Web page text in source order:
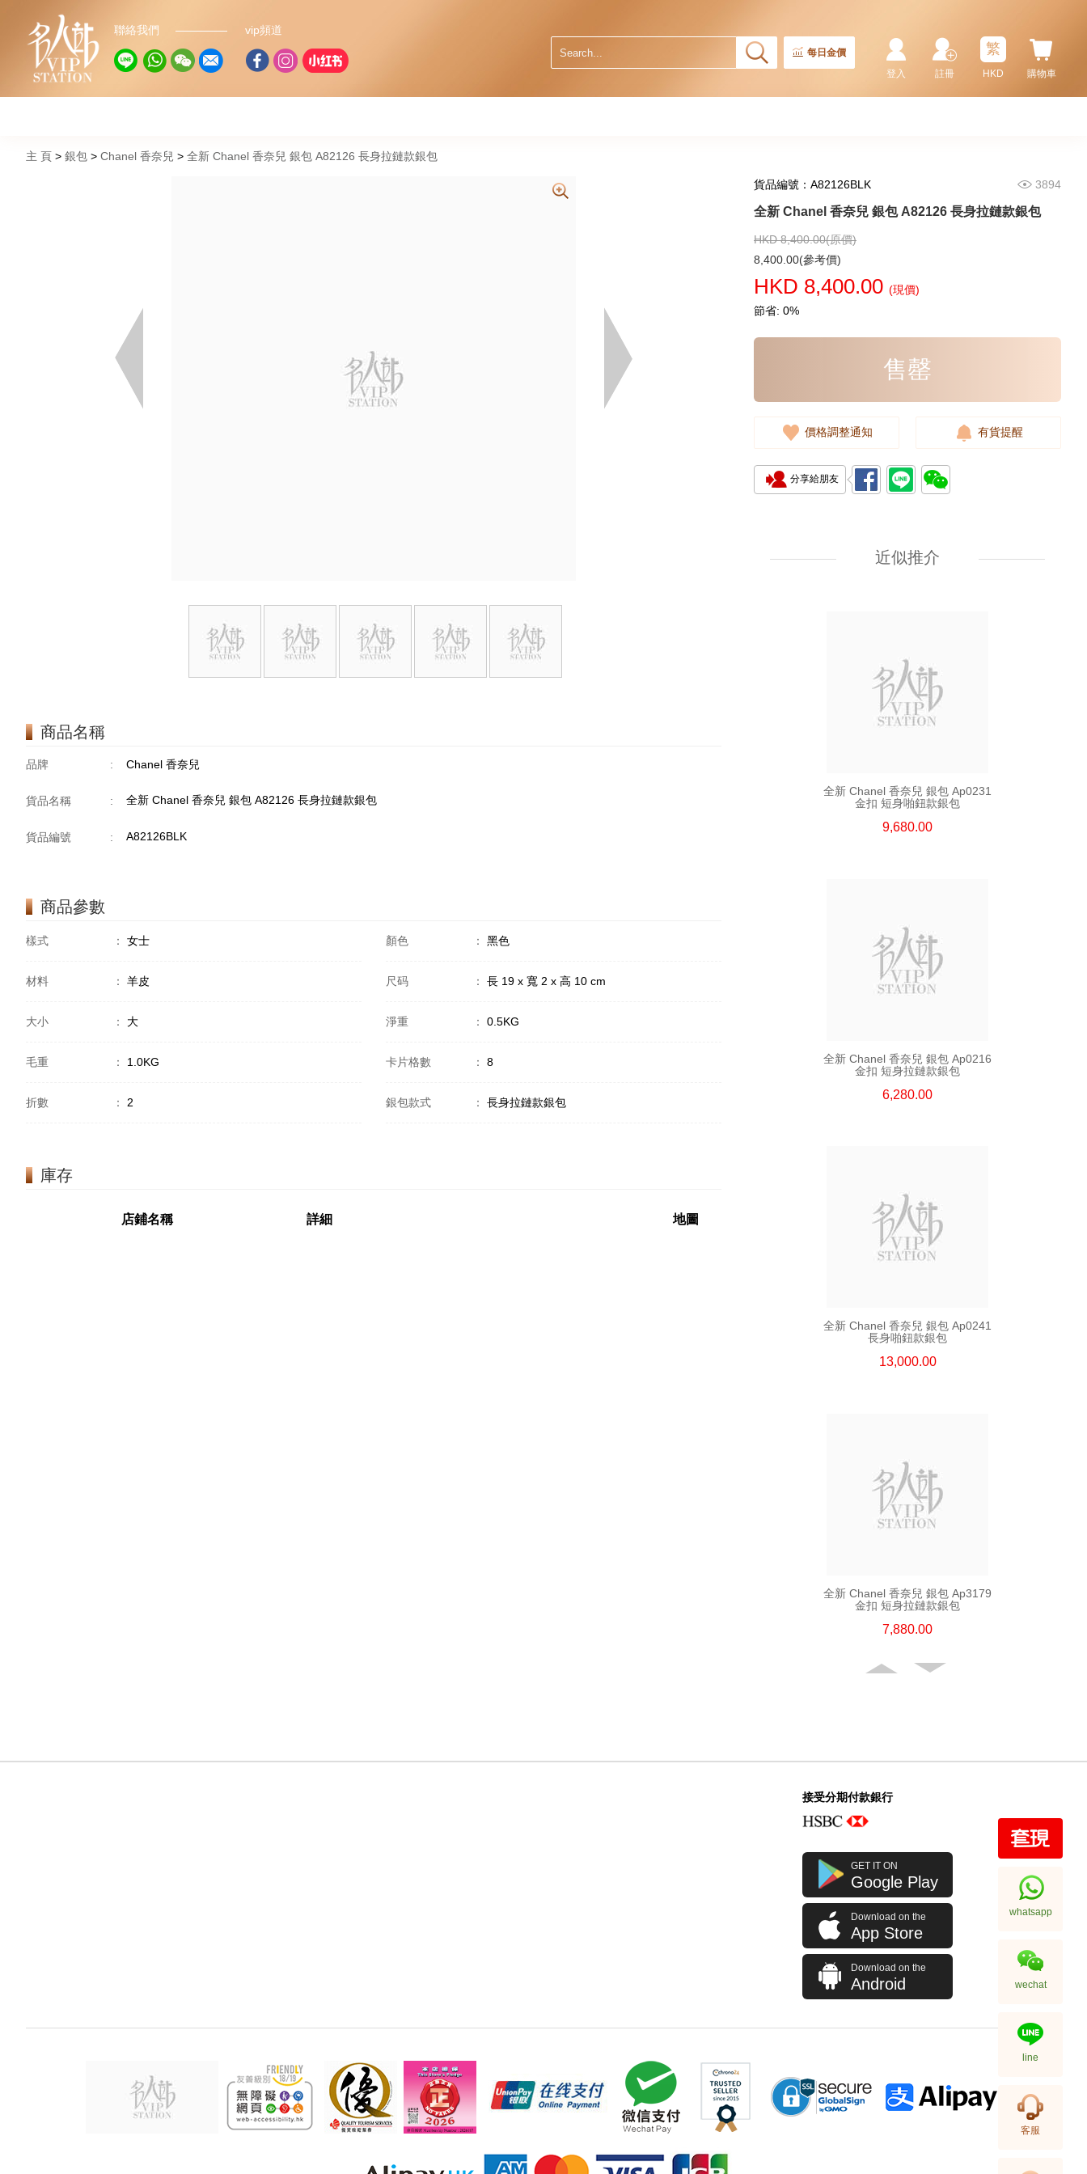
聯絡我們 vip頻道
每日金價
購物車
繁
HKD
註冊
登入
主 頁 銀包 Chanel 香奈兒 全新 Chanel 香奈兒 銀包 A82126 長身拉鏈款銀包
商品名稱
品牌 : Chanel 香奈兒
貨品名稱 : 全新 Chanel 香奈兒 銀包 A82126 長身拉鏈款銀包
貨品編號 : A82126BLK
商品參數
樣式 ： 女士 顏色 ： 黑色
材料 ： 羊皮 尺码 ： 長 19 x 寬 2 x 高 10 cm
大小 ： 大 淨重 ： 0.5KG
毛重 ： 1.0KG 卡片格數 ： 8
折數 ： 2 銀包款式 ： 長身拉鏈款銀包
庫存
店鋪名稱 詳細 地圖
貨品編號：A82126BLK 3894
全新 Chanel 香奈兒 銀包 A82126 長身拉鏈款銀包
HKD 8,400.00(原價)
8,400.00(參考價)
HKD 8,400.00 (現價)
節省: 0%
售罄
價格調整通知 有貨提醒
分享給朋友
近似推介
全新 Chanel 香奈兒 銀包 Ap4020
6,280.00
7,080.00
全新 Chanel 香奈兒 銀包 Ap0231
金扣 短身啪鈕款銀包
9,680.00
全新 Chanel 香奈兒 銀包 Ap0216
金扣 短身拉鏈款銀包
6,280.00
全新 Chanel 香奈兒 銀包 Ap0241
長身啪鈕款銀包
13,000.00
全新 Chanel 香奈兒 銀包 Ap3179
金扣 短身拉鏈款銀包
7,880.00
全新 Chanel 香奈兒 銀包 Ap3791
金扣 短身啪鈕款銀包
9,280.00
接受分期付款銀行
GET IT ON
Google Play
Download on the
App Store
Download on the
Android
whatsapp
wechat
line
客服